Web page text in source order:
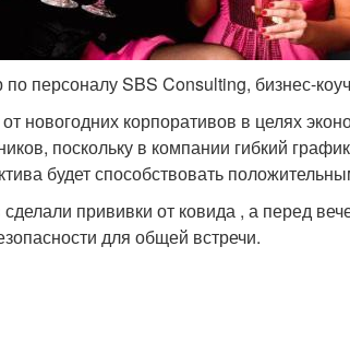
персоналу SBS Consulting, бизнес-коуч
новогодних корпоративов в целях
поскольку в компании гибкий
будет способствовать
прививки от ковида , а перед
для общей встречи.